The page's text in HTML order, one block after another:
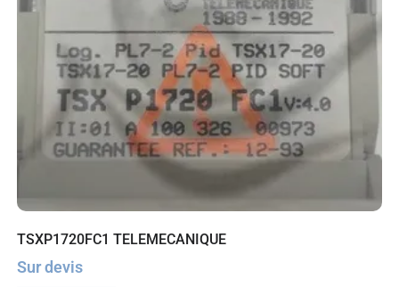
TSXP1720FC1 TELEMECANIQUE
Sur devis